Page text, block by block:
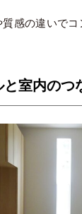
感の違いで
室内のつ